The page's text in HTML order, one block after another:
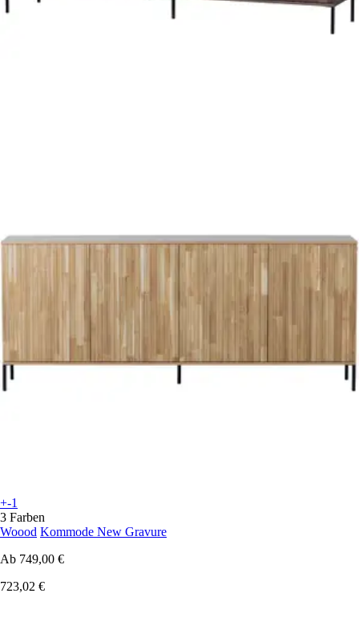
+-1
3 Farben
Woood Kommode New Gravure
Ab 749,00 €
723,02 €